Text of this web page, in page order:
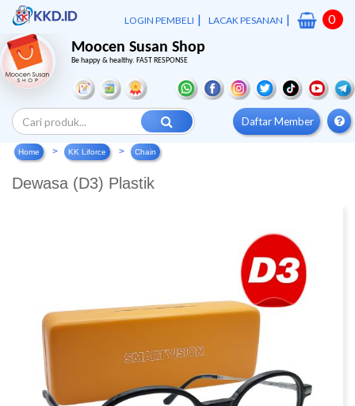
LOGIN PEMBELI | LACAK PESANAN | 0
Moocen Susan Shop
Be happy & healthy. FAST RESPONSE
Daftar Member
Home KK Liforce Chain
Dewasa (D3) Plastik